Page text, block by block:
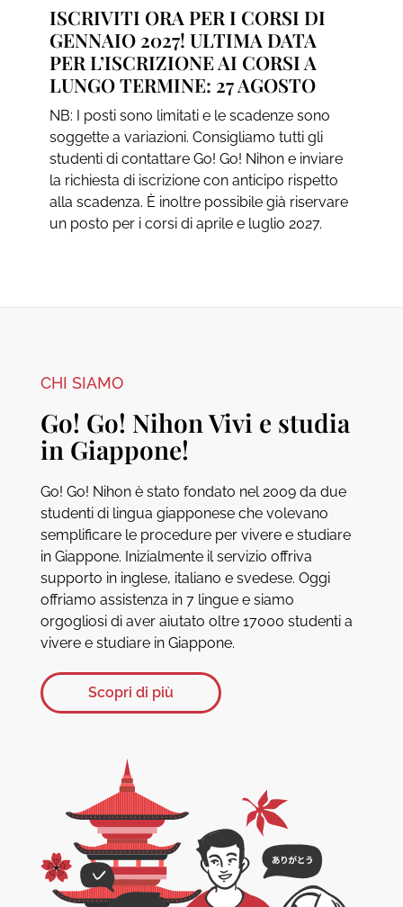
ISCRIVITI ORA PER I CORSI DI
GENNAIO 2027! ULTIMA DATA
PER L’ISCRIZIONE AI CORSI A
LUNGO TERMINE: 27 AGOSTO
NB: I posti sono limitati e le scadenze sono
soggette a variazioni. Consigliamo tutti gli
studenti di contattare Go! Go! Nihon e inviare
la richiesta di iscrizione con anticipo rispetto
alla scadenza. È inoltre possibile già riservare
un posto per i corsi di aprile e luglio 2027.
CHI SIAMO
Go! Go! Nihon Vivi e studia
in Giappone!
Go! Go! Nihon è stato fondato nel 2009 da due
studenti di lingua giapponese che volevano
semplificare le procedure per vivere e studiare
in Giappone. Inizialmente il servizio offriva
supporto in inglese, italiano e svedese. Oggi
offriamo assistenza in 7 lingue e siamo
orgogliosi di aver aiutato oltre 17000 studenti a
vivere e studiare in Giappone.
Scopri di più